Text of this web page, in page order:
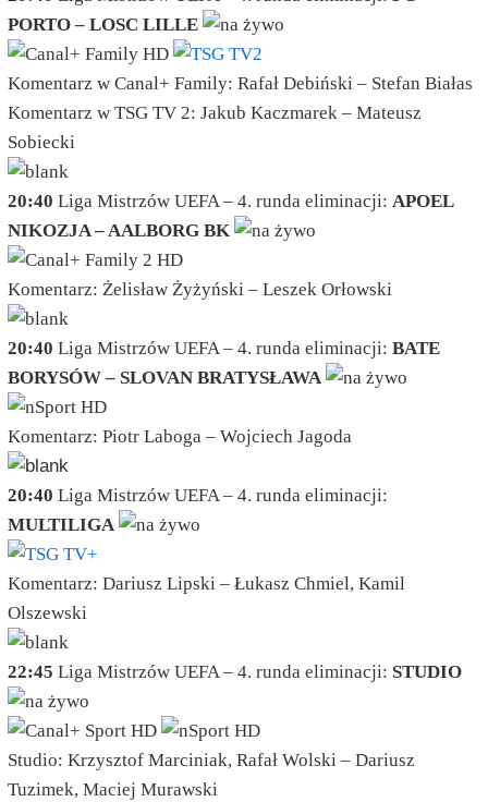
PORTO – LOSC LILLE
Komentarz w Canal+ Family: Rafał Debiński – Stefan Białas
Komentarz w TSG TV 2: Jakub Kaczmarek – Mateusz
Sobiecki
20:40 Liga Mistrzów UEFA – 4. runda eliminacji: APOEL
NIKOZJA – AALBORG BK
Komentarz: Żelisław Żyżyński – Leszek Orłowski
20:40 Liga Mistrzów UEFA – 4. runda eliminacji: BATE
BORYSÓW – SLOVAN BRATYSŁAWA
Komentarz: Piotr Laboga – Wojciech Jagoda
20:40 Liga Mistrzów UEFA – 4. runda eliminacji:
MULTILIGA
Komentarz: Dariusz Lipski – Łukasz Chmiel, Kamil
Olszewski
22:45 Liga Mistrzów UEFA – 4. runda eliminacji: STUDIO
Studio: Krzysztof Marciniak, Rafał Wolski – Dariusz
Tuzimek, Maciej Murawski